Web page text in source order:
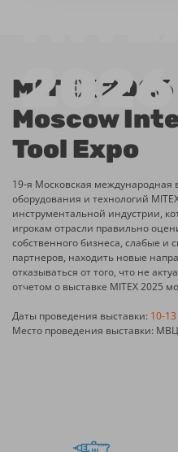
MITEX 2026
Moscow
Tool Expo
19-я Московская международная
оборудования и технологий
инструментальной индустрии,
игрокам отрасли правильно
собственного бизнеса, слабые и
партнеров, находить новые
отказываться от того, что не
отчетом о выставке MITEX 2025
Даты проведения выставки: 10-
Место проведения выставки: МВЦ